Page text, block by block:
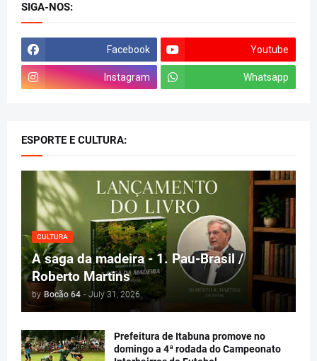
SIGA-NOS:
Facebook Youtube
Instagram Whatsapp
ESPORTE E CULTURA:
CULTURA
A saga da madeira - 1. Pau-Brasil /
Roberto Martins
by Bocão 64 - July 31, 2026
Prefeitura de Itabuna promove no
domingo a 4ª rodada do Campeonato